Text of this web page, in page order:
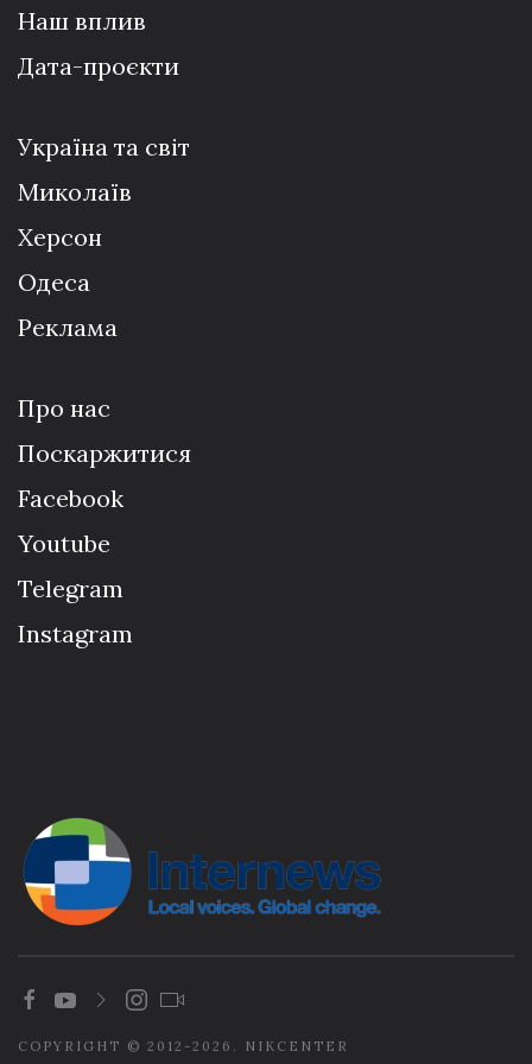
Наш вплив
Дата-проєкти
Україна та світ
Миколаїв
Херсон
Одеса
Реклама
Про нас
Поскаржитися
Facebook
Youtube
Telegram
Instagram
COPYRIGHT © 2012-2026. NIKCENTER